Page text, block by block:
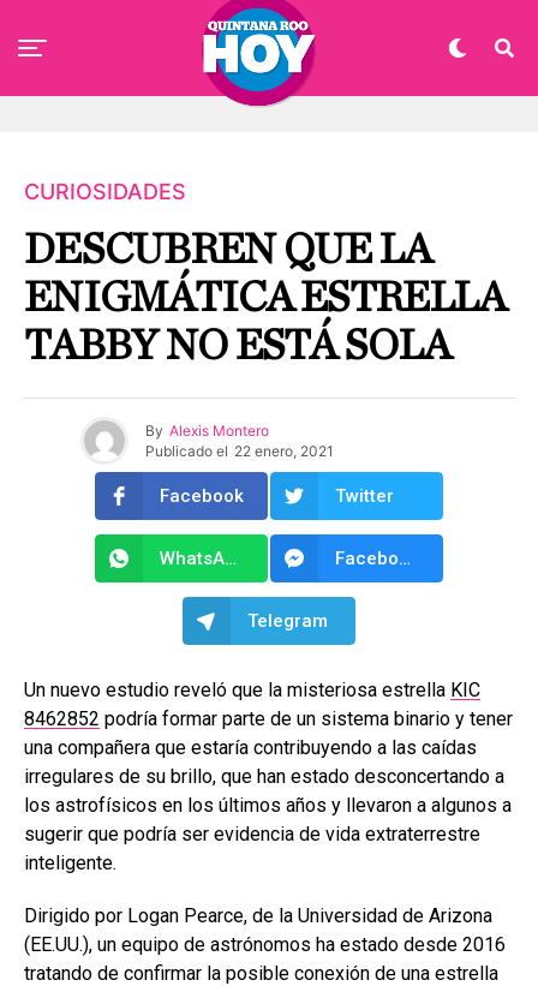
CURIOSIDADES
DESCUBREN QUE LA
ENIGMÁTICA ESTRELLA
TABBY NO ESTÁ SOLA
By Alexis Montero
Publicado el 22 enero, 2021
Facebook Twitter
WhatsApp Facebook Messenger
Telegram
Un nuevo estudio reveló que la misteriosa estrella KIC
8462852 podría formar parte de un sistema binario y tener
una compañera que estaría contribuyendo a las caídas
irregulares de su brillo, que han estado desconcertando a
los astrofísicos en los últimos años y llevaron a algunos a
sugerir que podría ser evidencia de vida extraterrestre
inteligente.
Dirigido por Logan Pearce, de la Universidad de Arizona
(EE.UU.), un equipo de astrónomos ha estado desde 2016
tratando de confirmar la posible conexión de una estrella